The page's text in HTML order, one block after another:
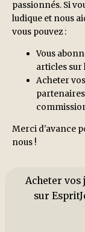
passionnés. Si
ludique et nous
vous pouvez :
Vous
articles sur
Acheter
Merci d'avance
nous !
Acheter vos
sur